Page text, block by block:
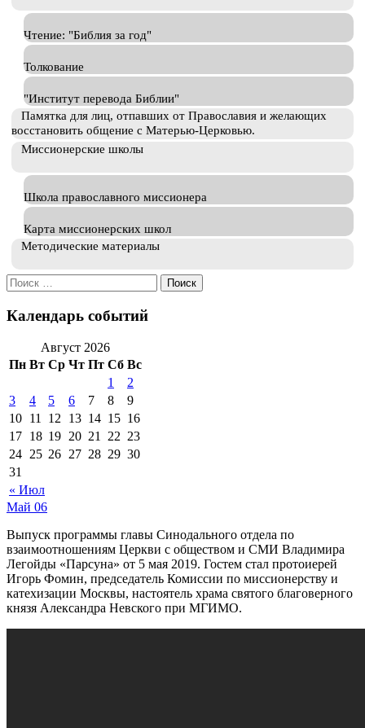
Чтение: "Библия за год"
Толкование
"Институт перевода Библии"
Памятка для лиц, отпавших от Православия и желающих
восстановить общение с Матерью-Церковью.
Миссионерские школы
Школа православного миссионера
Карта миссионерских школ
Методические материалы
Искать:
Календарь событий
Август 2026
Пн Вт Ср Чт Пт Сб Вс
« Июл
1
2
3
4 5 6 7 8
9
10 11 12 13 14 15 16
17 18 19 20 21 22 23
24 25 26 27 28 29 30
31
Май 06
Выпуск программы главы Синодального отдела по
взаимоотношениям Церкви с обществом и СМИ Владимира
Легойды «Парсуна» от 5 мая 2019. Гостем стал протоиерей
Игорь Фомин, председатель Комиссии по миссионерству и
катехизации Москвы, настоятель храма святого благоверного
князя Александра Невского при МГИМО.